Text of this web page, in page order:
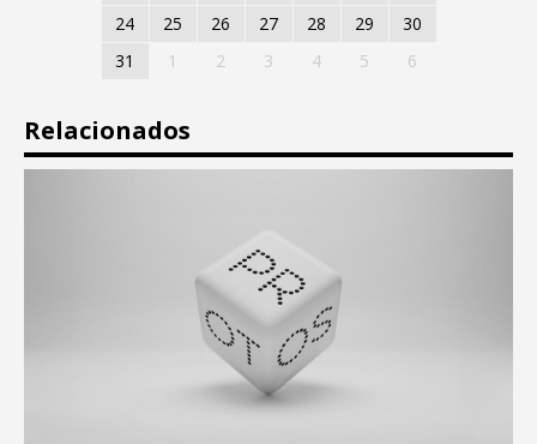
24
25 26 27 28 29
30
31
1 2 3 4 5 6
Relacionados